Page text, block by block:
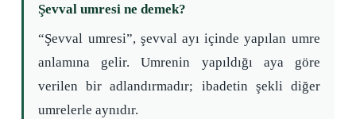
Şevval umresi ne demek?
“Şevval umresi”, şevval ayı içinde yapılan umre
anlamına gelir. Umrenin yapıldığı aya göre
verilen bir adlandırmadır; ibadetin şekli diğer
umrelerle aynıdır.